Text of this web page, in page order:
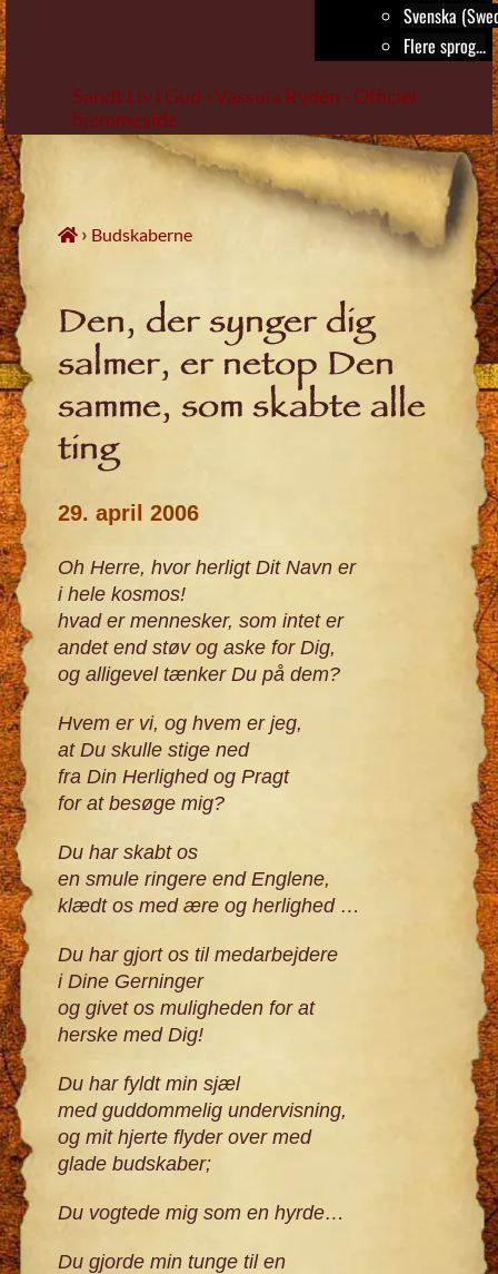
Svenska
Flere sprog...
Sandt Liv i Gud - Vassula Rydén - Officiel
hjemmeside
Skip
to
content
› Budskaberne
Den, der synger dig
salmer, er netop Den
samme, som skabte alle
ting
29. april 2006
Oh Herre, hvor herligt Dit Navn er
i hele kosmos!
hvad er mennesker, som intet er
andet end støv og aske for Dig,
og alligevel tænker Du på dem?
Hvem er vi, og hvem er jeg,
at Du skulle stige ned
fra Din Herlighed og Pragt
for at besøge mig?
Du har skabt os
en smule ringere end Englene,
klædt os med ære og herlighed …
Du har gjort os til medarbejdere
i Dine Gerninger
og givet os muligheden for at
herske med Dig!
Du har fyldt min sjæl
med guddommelig undervisning,
og mit hjerte flyder over med
glade budskaber;
Du vogtede mig som en hyrde…
Du gjorde min tunge til en